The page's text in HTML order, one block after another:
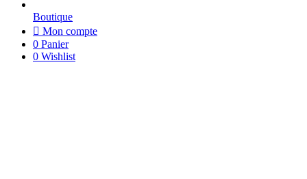
Boutique
Mon compte
0 Panier
0 Wishlist